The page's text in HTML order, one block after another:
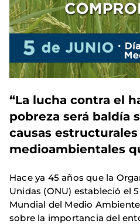
“La lucha contra el
pobreza será baldía
causas estructurales
medioambientales
Hace ya 45 años que la
Unidas (ONU) estableció el
Mundial del Medio
sobre la importancia del